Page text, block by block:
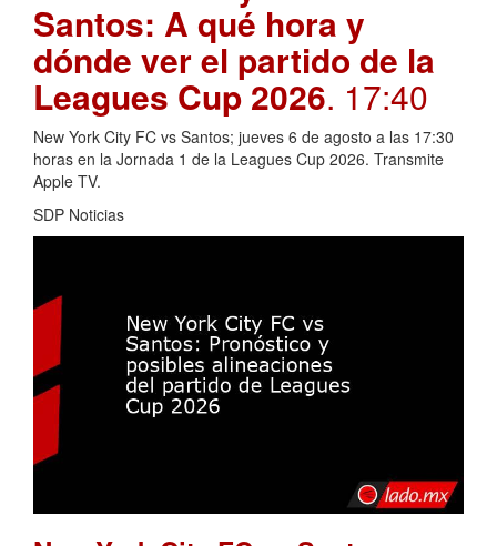
Santos: A qué hora y
dónde ver el partido de la
Leagues Cup 2026. 17:40
New York City FC vs Santos; jueves 6 de agosto a las 17:30
horas en la Jornada 1 de la Leagues Cup 2026. Transmite
Apple TV.
SDP Noticias